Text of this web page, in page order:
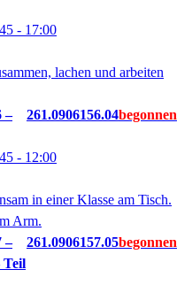
- 17:00
–
261.0906156.04
- 12:00
–
261.0906157.05